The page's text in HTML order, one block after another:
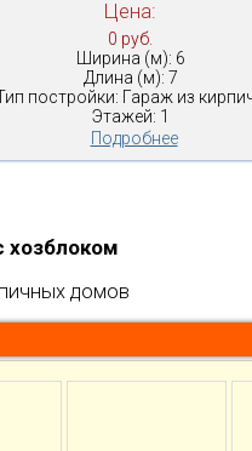
Цена:
0 руб.
Ширина (м): 6
Длина (м): 7
постройки: Гараж из
Этажей: 1
Подробнее
хозблоком
домов